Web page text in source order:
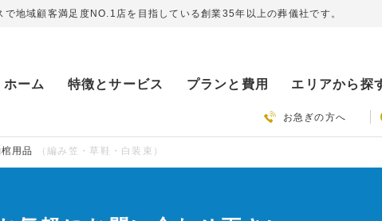
地域顧客満足度NO.1店を目指している創業35年以上の葬儀社です。
ホーム 特徴とサービス プランと費用 エリアから探
お急ぎの方へ
用品 （編み笠・草鞋・白装束）